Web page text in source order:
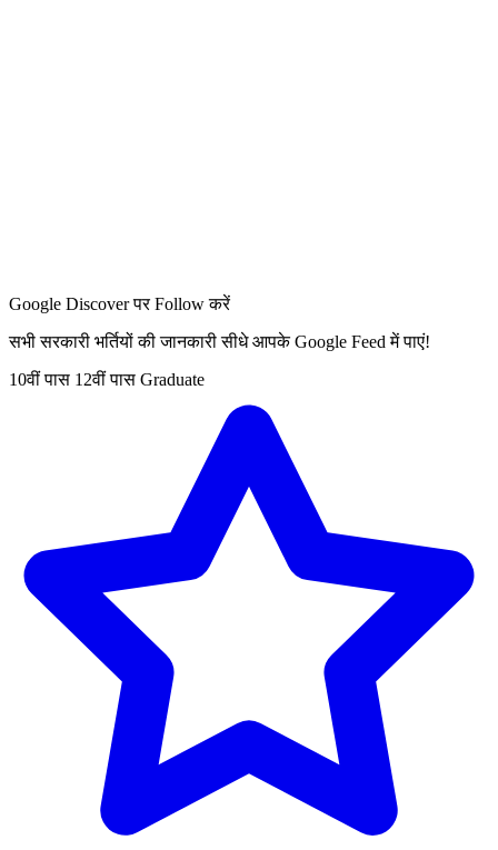
Google Discover पर Follow करें
सभी सरकारी भर्तियों की जानकारी सीधे आपके Google Feed में पाएं!
10वीं पास 12वीं पास Graduate